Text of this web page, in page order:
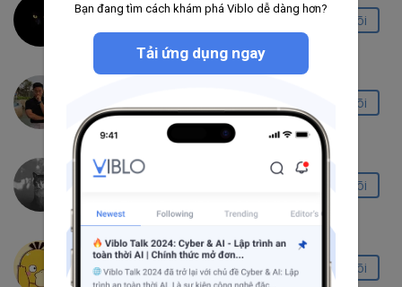
Đừng Quạu
2 0 0
Theo dõi
0 0 0
Theo dõi
Lê Thiện
Theo dõi
Nguyễn Quang Thìn
0 0 0
Theo dõi
Bạn đang tìm cách khám phá Viblo dễ dàng hơn?
Tải ứng dụng ngay